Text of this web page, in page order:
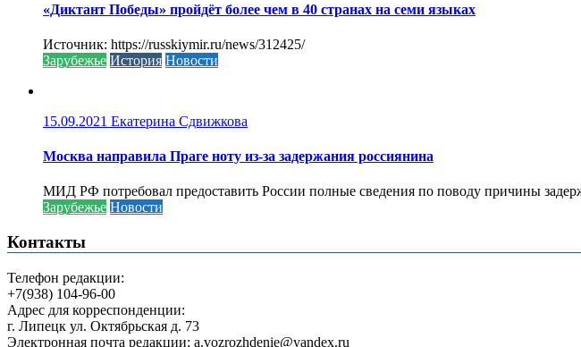
«Диктант Победы» пройдёт более чем в 40 странах на семи языках
Источник: https://russkiymir.ru/news/312425/
Зарубежье История Новости
15.09.2021 Екатерина Сдвижкова
Москва направила Праге ноту из-за задержания россиянина
МИД РФ потребовал предоставить России полные сведения по поводу причины
Зарубежье Новости
Контакты
Телефон редакции:
+7(938) 104-96-00
Адрес для корреспонденции:
г. Липецк ул. Октябрьская д. 73
Электронная почта редакции: a.vozrozhdenie@yandex.ru